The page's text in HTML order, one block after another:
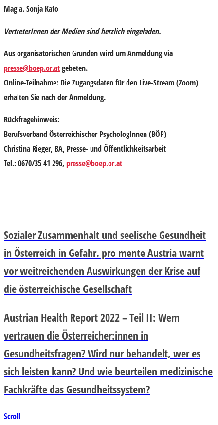
Mag a. Sonja Kato
VertreterInnen der Medien sind herzlich eingeladen.
Aus organisatorischen Gründen wird umAnmeldungvia
presse@boep.or.atgebeten.
Online-Teilnahme: DieZugangsdaten für den Live-Stream (Zoom)
erhalten Sie nach der Anmeldung.
Rückfragehinweis:
Berufsverband Österreichischer PsychologInnen (BÖP)
Christina Rieger, BA, Presse- und Öffentlichkeitsarbeit
Tel.: 0670/35 41 296,presse@boep.or.at
Sozialer Zusammenhalt und seelische Gesundheit
in Österreich in Gefahr. pro mente Austria warnt
vor weitreichenden Auswirkungen der Krise auf
die österreichische Gesellschaft
Austrian Health Report 2022 – Teil II: Wem
vertrauen die Österreicher:innen in
Gesundheitsfragen? Wird nur behandelt, wer es
sich leisten kann? Und wie beurteilen medizinische
Fachkräfte das Gesundheitssystem?
Scroll